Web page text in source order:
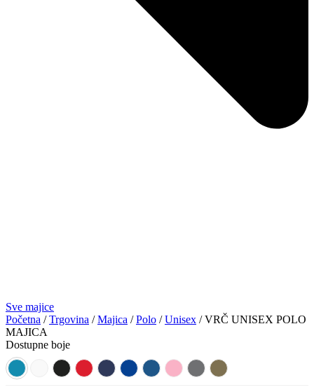
Sve majice
Početna /Trgovina /Majica /Polo /Unisex / VRČ UNISEX POLO
MAJICA
Dostupne boje